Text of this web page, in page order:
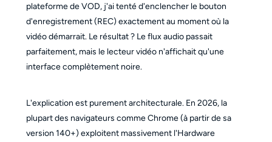
plateforme de VOD, j'ai tenté d'enclencher le bouton
d'enregistrement (REC) exactement au moment où la
vidéo démarrait. Le résultat ? Le flux audio passait
parfaitement, mais le lecteur vidéo n'affichait qu'une
interface complètement noire.
L'explication est purement architecturale. En 2026, la
plupart des navigateurs comme Chrome (à partir de sa
version 140+) exploitent massivement l'Hardware